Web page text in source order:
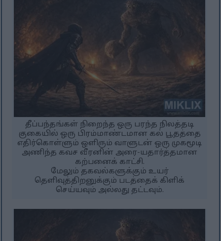
தீப்பந்தங்கள் நிறைந்த ஒரு பரந்த நிலத்தடி
குகையில் ஒரு பிரம்மாண்டமான கல் பூதத்தை
எதிர்கொள்ளும் ஒளிரும் வாளுடன் ஒரு முகமூடி
அணிந்த கவச வீரனின் அரை-யதார்த்தமான
கற்பனைக் காட்சி.
மேலும் தகவல்களுக்கும் உயர்
தெளிவுத்திறனுக்கும் படத்தைக் கிளிக்
செய்யவும் அல்லது தட்டவும்.